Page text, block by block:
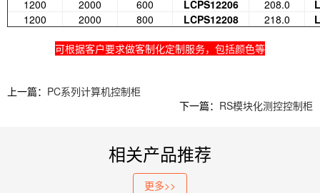
1200
2000 600 LCPS12206 208.0
1200
2000 800 LCPS12208 218.0
可根据客户要求做客制化定制服务，包括颜色等
上一篇： PC系列计算机控制柜
下一篇： RS模块化测控控制柜
相关产品推荐
更多>>